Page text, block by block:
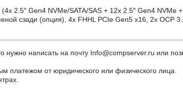
2.5″ Gen4 NVMe/SATA/SAS + 12x 2.5″ Gen4 NVMe +
сзади (опция), 4x FHHL PCIe Gen5 x16, 2x OCP
написать на почту Info@compserver.ru или
платежом от юридического или физического лица.